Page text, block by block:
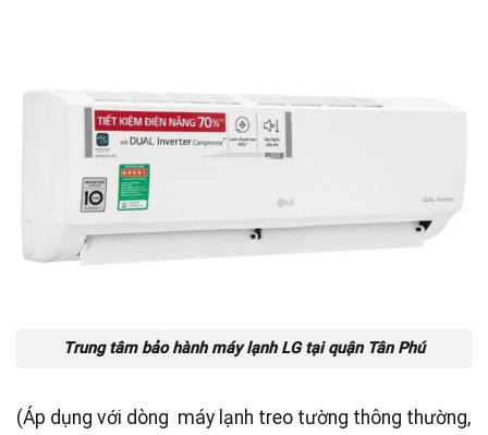
Trung tâm bảo hành máy lạnh LG tại quận Tân Phú
(Áp dụng với dòng máy lạnh treo tường thông thường,